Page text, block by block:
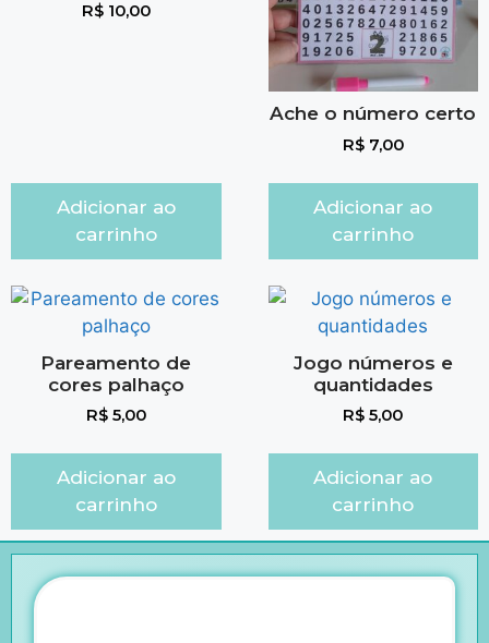
R$10,00
Adicionar ao
carrinho
Ache o número certo
R$7,00
Adicionar ao
carrinho
Pareamento de
cores palhaço
R$5,00
Adicionar ao
carrinho
Jogo números e
quantidades
R$ 5,00
Adicionar ao
carrinho